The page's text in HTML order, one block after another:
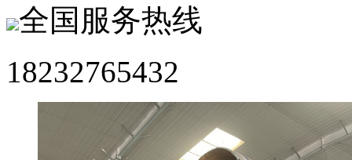
全国服务热线
18232765432